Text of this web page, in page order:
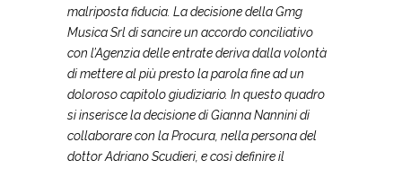
malriposta fiducia. La decisione della Gmg
Musica Srl di sancire un accordo conciliativo
con l’Agenzia delle entrate deriva dalla volontà
di mettere al più presto la parola fine ad un
doloroso capitolo giudiziario. In questo quadro
si inserisce la decisione di Gianna Nannini di
collaborare con la Procura, nella persona del
dottor Adriano Scudieri, e così definire il